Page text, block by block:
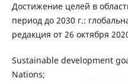
Достижение целей в
период до 2030 г.:
редакция от 26 октября
Sustainable development
Nations;